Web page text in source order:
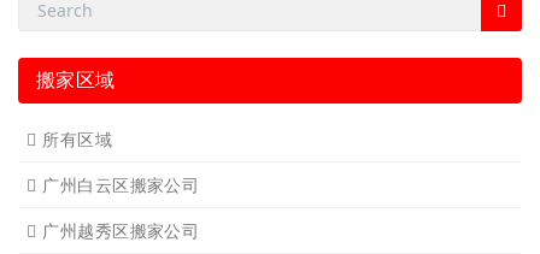
搬家区域
所有区域
广州白云区搬家公司
广州越秀区搬家公司